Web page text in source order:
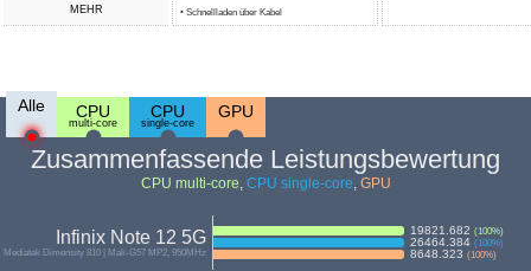
MEHR • Schnellladen über Kabel
Alle CPU
multi-core
CPU
single-core
GPU
Zusammenfassende Leistungsbewertung
CPU multi-core, CPU single-core, GPU
Infinix Note 12 5G
Mediatek Dimensity 810 | Mali-G57 MP2, 950MHz
19821.682 (100%)
26464.384 (100%)
8648.323 (100%)